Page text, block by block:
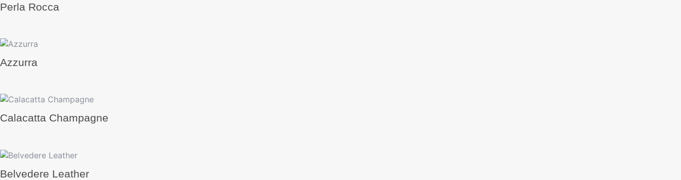
Perla Rocca
Azzurra
Calacatta Champagne
Belvedere Leather